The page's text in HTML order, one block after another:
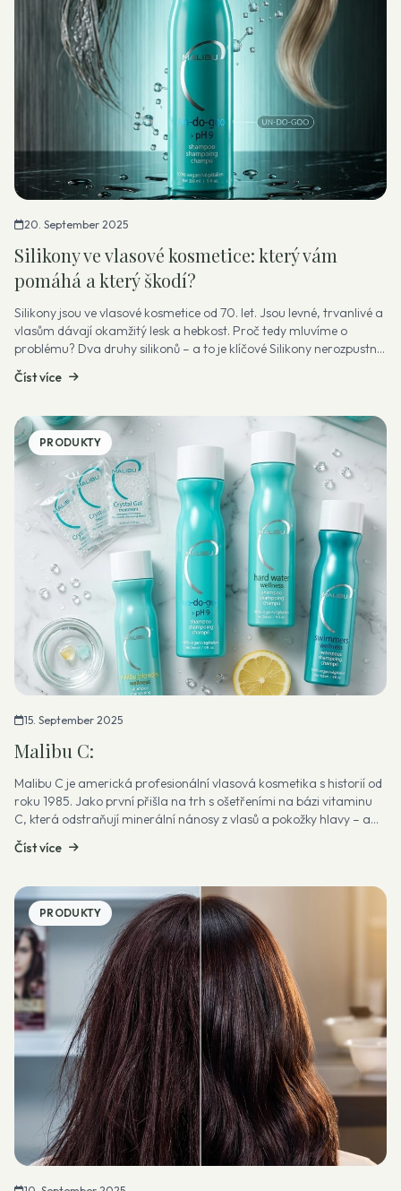
20. September 2025
Silikony ve vlasové kosmetice: který vám
pomáhá a který škodí?
Silikony jsou ve vlasové kosmetice od 70. let. Jsou levné, trvanlivé a
vlasům dávají okamžitý lesk a hebkost. Proč tedy mluvíme o
problému? Dva druhy silikonů – a to je klíčové Silikony nerozpustné
ve...
Číst více
PRODUKTY
15. September 2025
Malibu C:
Malibu C je americká profesionální vlasová kosmetika s historií od
roku 1985. Jako první přišla na trh s ošetřeními na bázi vitaminu
C, která odstraňují minerální nánosy z vlasů a pokožky hlavy – a
př...
Číst více
PRODUKTY